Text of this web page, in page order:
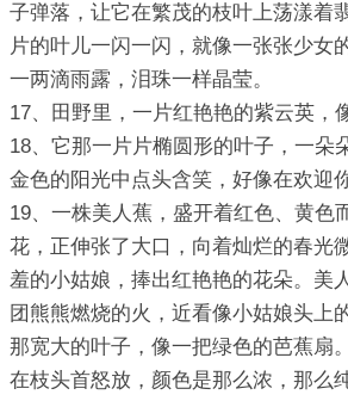
子弹落，让它在繁茂的枝叶上荡漾着
片的叶儿一闪一闪，就像一张张少女
一两滴雨露，泪珠一样晶莹。
17、田野里，一片红艳艳的紫云英，
18、它那一片片椭圆形的叶子，一朵
金色的阳光中点头含笑，好像在欢迎你
19、一株美人蕉，盛开着红色、黄色
花，正伸张了大口，向着灿烂的春光
羞的小姑娘，捧出红艳艳的花朵。美
团熊熊燃烧的火，近看像小姑娘头上
那宽大的叶子，像一把绿色的芭蕉扇
在枝头首怒放，颜色是那么浓，那么